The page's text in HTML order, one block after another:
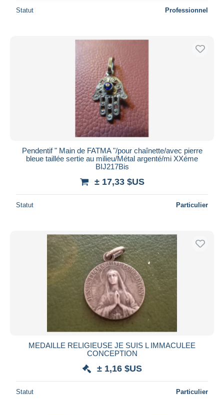
Statut Professionnel
Pendentif " Main de FATMA "/pour chaînette/avec pierre
bleue taillée sertie au milieu/Métal argenté/mi XXéme
BIJ217Bis
± 17,33 $US
Statut Particulier
MEDAILLE RELIGIEUSE JE SUIS L IMMACULEE
CONCEPTION
± 1,16 $US
Statut Particulier